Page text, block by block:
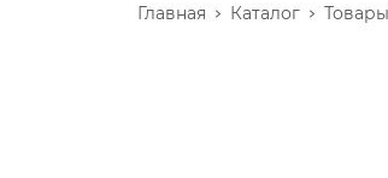
Главная Каталог